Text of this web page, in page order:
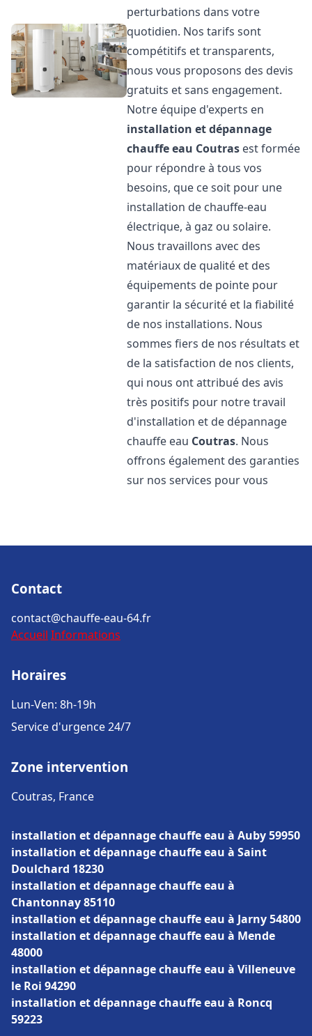
perturbations dans votre
quotidien. Nos tarifs sont
compétitifs et transparents,
nous vous proposons des devis
gratuits et sans engagement.
Notre équipe d'experts en
installation et dépannage
chauffe eau Coutras est formée
pour répondre à tous vos
besoins, que ce soit pour une
installation de chauffe-eau
électrique, à gaz ou solaire.
Nous travaillons avec des
matériaux de qualité et des
équipements de pointe pour
garantir la sécurité et la fiabilité
de nos installations. Nous
sommes fiers de nos résultats et
de la satisfaction de nos clients,
qui nous ont attribué des avis
très positifs pour notre travail
d'installation et de dépannage
chauffe eau Coutras. Nous
offrons également des garanties
sur nos services pour vous
Contact
contact@chauffe-eau-64.fr
Accueil Informations
Horaires
Lun-Ven: 8h-19h
Service d'urgence 24/7
Zone intervention
Coutras, France
installation et dépannage chauffe eau à Auby 59950
installation et dépannage chauffe eau à Saint
Doulchard 18230
installation et dépannage chauffe eau à
Chantonnay 85110
installation et dépannage chauffe eau à Jarny 54800
installation et dépannage chauffe eau à Mende
48000
installation et dépannage chauffe eau à Villeneuve
le Roi 94290
installation et dépannage chauffe eau à Roncq
59223